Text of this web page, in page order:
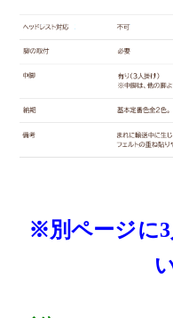
※別ページに